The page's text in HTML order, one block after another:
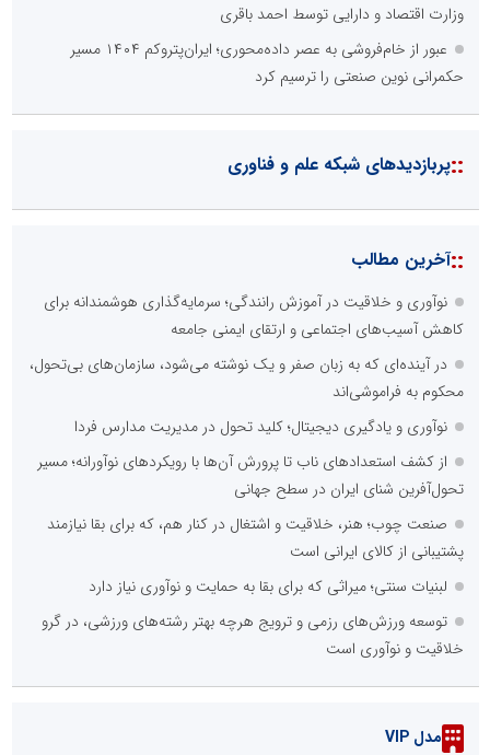
وزارت اقتصاد و دارایی توسط احمد باقری
عبور از خام‌فروشی به عصر داده‌محوری؛ ایران‌پتروکم ۱۴۰۴ مسیر
حکمرانی نوین صنعتی را ترسیم کرد
::پربازدیدهای شبکه علم و فناوری
::آخرین مطالب
نوآوری و خلاقیت در آموزش رانندگی؛ سرمایه‌گذاری هوشمندانه برای
کاهش آسیب‌های اجتماعی و ارتقای ایمنی جامعه
در آینده‌ای که به زبان صفر و یک نوشته می‌شود، سازمان‌های بی‌تحول،
محکوم به فراموشی‌اند
نوآوری و یادگیری دیجیتال؛ کلید تحول در مدیریت مدارس فردا
از کشف استعدادهای ناب تا پرورش آن‌ها با رویکردهای نوآورانه؛ مسیر
تحول‌آفرین شنای ایران در سطح جهانی
صنعت چوب؛ هنر، خلاقیت و اشتغال در کنار هم، که برای بقا نیازمند
پشتیبانی از کالای ایرانی است
لبنیات سنتی؛ میراثی که برای بقا به حمایت و نوآوری نیاز دارد
توسعه ورزش‌های رزمی و ترویج هرچه بهتر رشته‌های ورزشی، در گرو
خلاقیت و نوآوری است
مدل VIP